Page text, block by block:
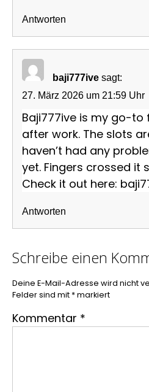
Antworten
baji777ive sagt:
27. März 2026 um 21:59 Uhr
Baji777ive is my go-
after work. The slots
haven’t had any
yet. Fingers crossed it
Check it out here:
Antworten
Schreibe einen
Deine E-Mail-Adresse wird nicht
Felder sind mit *markiert
Kommentar *